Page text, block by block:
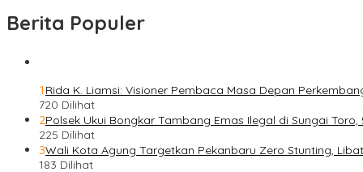
Berita Populer
1 Rida K. Liamsi: Visioner Pembaca Masa Depan
720 Dilihat
2Polsek Ukui Bongkar Tambang Emas Ilegal di Sungai
225 Dilihat
3Wali Kota Agung Targetkan Pekanbaru Zero Stunting,
183 Dilihat